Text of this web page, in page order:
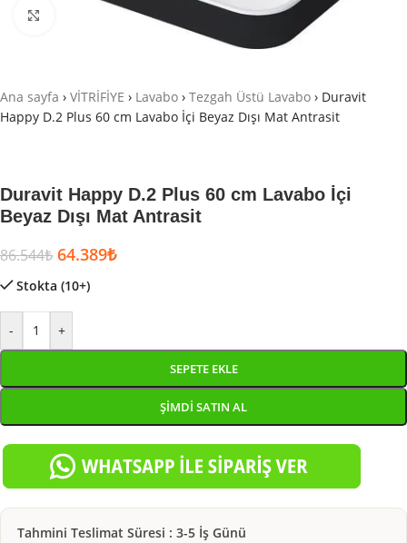
Büyütmek için tıklayın
Ana sayfa › VİTRİFİYE › Lavabo › Tezgah Üstü Lavabo › Duravit
Happy D.2 Plus 60 cm Lavabo İçi Beyaz Dışı Mat Antrasit
Duravit Happy D.2 Plus 60 cm Lavabo İçi
Beyaz Dışı Mat Antrasit
86.544₺ 64.389₺
Stokta (10+)
- +
SEPETE EKLE
ŞIMDI SATIN AL
Tahmini Teslimat Süresi : 3-5 İş Günü